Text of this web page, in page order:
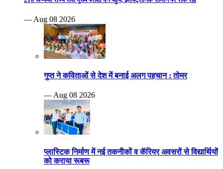
— Aug 08 2026
गुप्त ने कविताओं से देश में बनाई अलग पहचान : तोमर
— Aug 08 2026
प्लास्टिक निर्माण में नई तकनीकों व कॅरियर अवसरों से विद्यार्थियों
को कराया रूबरू